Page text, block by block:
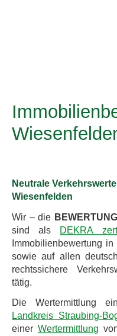
Neutrale
Wiesenfelden
Wir – die
sind als DEKRA
Immobilienbewertung in
sowie auf allen
rechtssichere
tätig.
Die Wertermittlung
Landkreis Straubing-
einer Wertermittlung